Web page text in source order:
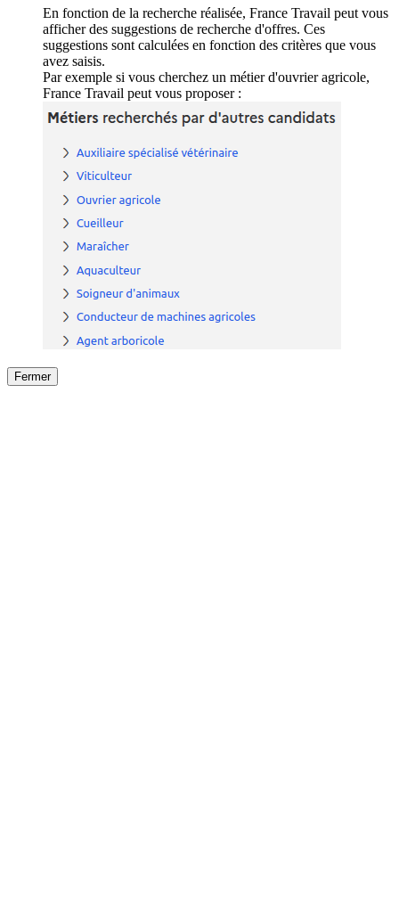
En fonction de la recherche réalisée, France Travail peut vous
afficher des suggestions de recherche d'offres. Ces
suggestions sont calculées en fonction des critères que vous
avez saisis.
Par exemple si vous cherchez un métier d'ouvrier agricole,
France Travail peut vous proposer :
Fermer